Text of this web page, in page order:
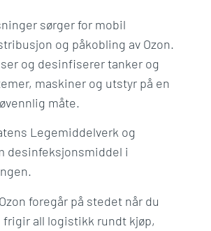
sørger for mobil
og påkobling av Ozon.
og desinfiserer tanker og
maskiner og utstyr på en
måte.
Legemiddelverk og
desinfeksjonsmiddel i
foregår på stedet når du
all logistikk rundt kjøp,